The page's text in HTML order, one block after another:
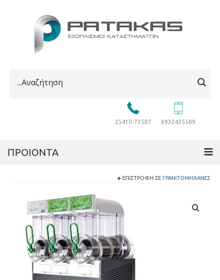
25410-73587 6932435509
ΠΡΟΙΟΝΤΑ
ΕΠΙΣΤΡΟΦΉ ΣΕ ΓΡΑΝΙΤΟΜΗΧΑΝΈΣ